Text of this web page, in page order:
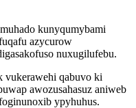
kunyqumybami
azycurow
nuxugilufebu.
vukerawehi qabuvo ki
awozusahasuz aniweb
ypyhuhus.